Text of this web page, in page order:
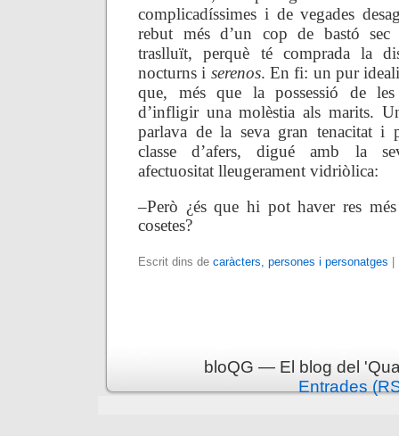
complicadíssimes i de vegades
rebut més d’un cop de bastó
traslluït, perquè té comprada la
nocturns i serenos. En fi: un pur
que, més que la possessió de
d’infligir una molèstia als marits.
parlava de la seva gran tenacitat i
classe d’afers, digué amb la
afectuositat lleugerament vidriòlica:
–Però ¿és que hi pot haver res
cosetes?
Escrit dins de caràcters, persones i personatges
bloQG — El blog del
Entrades